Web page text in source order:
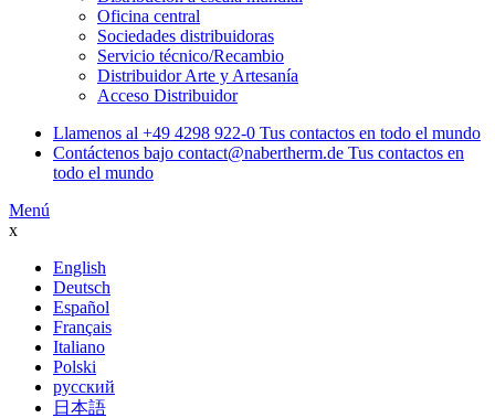
Oficina central
Sociedades distribuidoras
Servicio técnico/Recambio
Distribuidor Arte y Artesanía
Acceso Distribuidor
Llamenos al +49 4298 922-0 Tus contactos en todo el mundo
Contáctenos bajo contact@nabertherm.de Tus contactos en
todo el mundo
Menú
x
English
Deutsch
Español
Français
Italiano
Polski
русский
日本語